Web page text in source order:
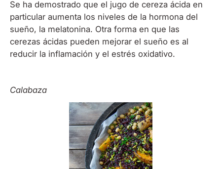
Se ha demostrado que el jugo de cereza ácida en
particular aumenta los niveles de la hormona del
sueño, la melatonina. Otra forma en que las
cerezas ácidas pueden mejorar el sueño es al
reducir la inflamación y el estrés oxidativo.
Calabaza